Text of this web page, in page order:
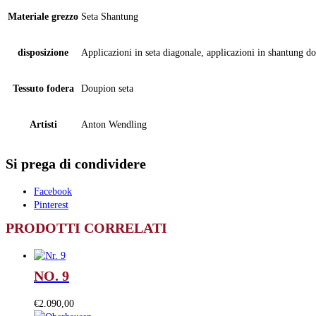
Materiale grezzo Seta Shantung
disposizione Applicazioni in seta diagonale, applicazioni in shantung
Tessuto fodera Doupion seta
Artisti Anton Wendling
Si prega di condividere
Facebook
Pinterest
PRODOTTI CORRELATI
NO. 9
€2.090,00